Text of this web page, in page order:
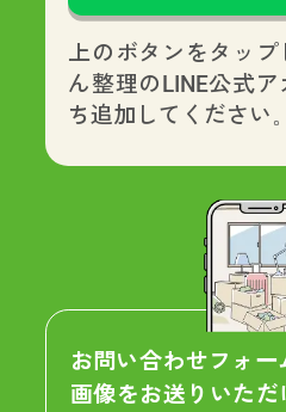
上のボタンをタッ
ん整理のLINE公式
ち追加してください。
お問い合わせフォー
画像をお送りいた